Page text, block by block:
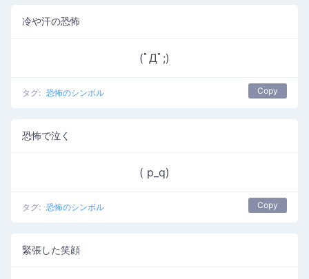
冷や汗の恐怖
(ﾟДﾟ;)
タグ: 恐怖のシンボル Copy
恐怖で泣く
( p_q)
タグ: 恐怖のシンボル Copy
緊張した笑顔